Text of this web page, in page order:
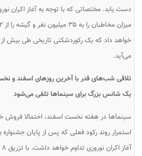
دست یابد. مختصاتی که با توجه به آغاز اکران
می‌آید.
تلاقی شب‌های قدر با آخرین روزهای اسفند و
یک شانس بزرگ برای سینماها تلقی می‌شود
سینماها در هفته نخست اسفند، احتمالا فروش
استمرار روند رکود فعلی که پس از پایان